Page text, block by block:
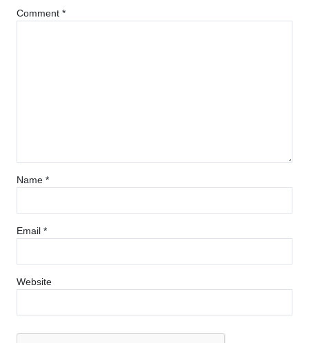
Comment *
Name *
Email *
Website